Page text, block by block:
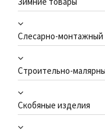
Слесарно-монтажный
Строительно-
Скобяные изделия